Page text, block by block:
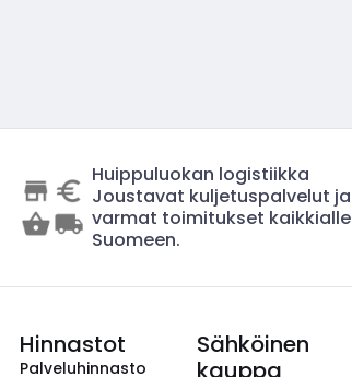
Huippuluokan logistiikka
Joustavat kuljetuspalvelut ja
varmat toimitukset kaikkialle
Suomeen.
Hinnastot
Palveluhinnasto
Sähköinen
kauppa